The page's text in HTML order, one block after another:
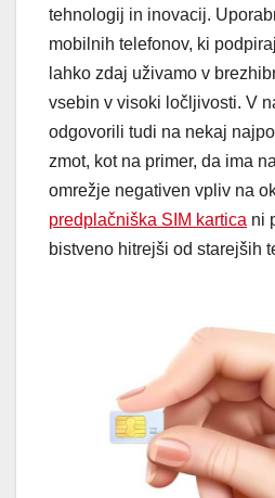
tehnologij in inovacij.
mobilnih telefonov, ki
lahko zdaj uživamo v
vsebin v visoki ločljivosti. V
odgovorili tudi na nekaj
zmot, kot na primer, da ima
omrežje negativen vpliv na
predplačniška SIM kartica ni
bistveno hitrejši od starejših